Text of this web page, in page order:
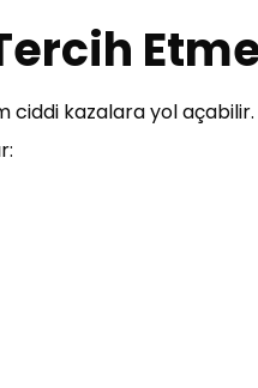
ciddi kazalara yol